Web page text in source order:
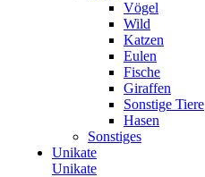
Vögel
Wild
Katzen
Eulen
Fische
Giraffen
Sonstige Tiere
Hasen
Sonstiges
Unikate
Unikate